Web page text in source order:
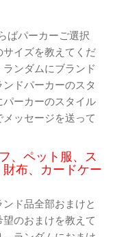
ばパーカーご選択
イズを教えてくだ
ンダムにブランド
ドパーカーのスタ
ーカーのスタイル
ッセージを送って
、ペット服、ス
布、カードケー
ド品全部おまけと
のおまけを教えて